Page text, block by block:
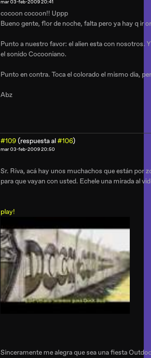
mar 03-feb-2009 20:41
cocoon cocoon!! Uppp
Bueno gente, flor de noche, falta pero ya hay q ir
Punto a nuestro favor: el alien esta con nosotros.
el sonido Cocooniano.
Punto en contra. Toca el colorado el mismo dia,
Abz
#109 (respuesta al#106)
mar 03-feb-2009 20:50
Sr. Riva, acá hay unos muchachos que están por
para que vayan con usted. Echele una mirada al
play!
Sinceramente me alegra que sea una fiesta